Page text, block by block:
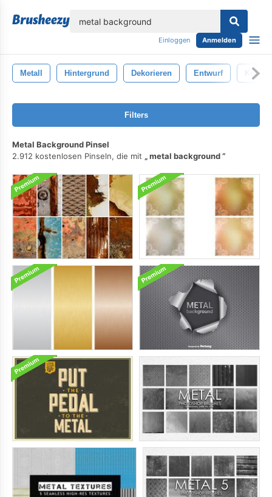
Einloggen Anmelden
Metall Hintergrund Dekorieren Entwurf
Filters
Metal Background Pinsel
2.912 kostenlosen Pinseln, die mit
metal background